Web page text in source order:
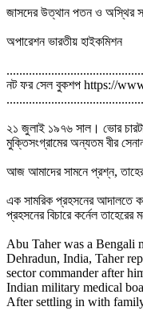
জাসদের উত্থান পতন ও অস্থির
অপারেশন ভারতীয় হাইকমিশন
নট ফর সেল বুকশপ https://
২১ জুলাই ১৯৭৬ সাল। ভোর
মুক্তিসংগ্রামের অন্যতম বীর
আজ আমাদের সামনে প্রশ্ন,
এক সামরিক প্রহসনের আদালতে
প্রহসনের বিচারে কর্নেল
Abu Taher was a Bengali
Dehradun, India, Taher
sector commander after
Indian military medical
After settling in with